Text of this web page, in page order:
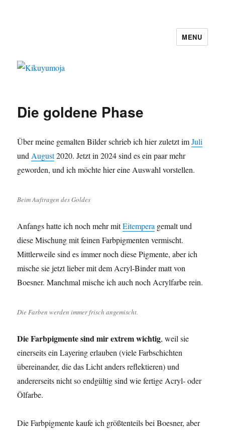
MENU
Die goldene Phase
Über meine gemalten Bilder schrieb ich hier zuletzt imJuli
undAugust2020. Jetzt in 2024 sind es ein paar mehr
geworden, und ich möchte hier eine Auswahl vorstellen.
Beim Auftragen des Goldes
Anfangs hatte ich noch mehr mitEitempera gemalt und
diese Mischung mit feinen Farbpigmenten vermischt.
Mittlerweile sind es immer noch diese Pigmente, aber ich
mische sie jetzt lieber mit dem Acryl-Binder matt von
Boesner. Manchmal mische ich auch noch Acrylfarbe rein.
Die Farben werden immer frisch angemischt.
Die Farbpigmente sind mir extrem wichtig, weil sie
einerseits ein Layering erlauben (viele Farbschichten
übereinander, die das Licht anders reflektieren) und
andererseits nicht so endgültig sind wie fertige Acryl- oder
Ölfarbe.
Die Farbpigmente kaufe ich größtenteils bei Boesner, aber